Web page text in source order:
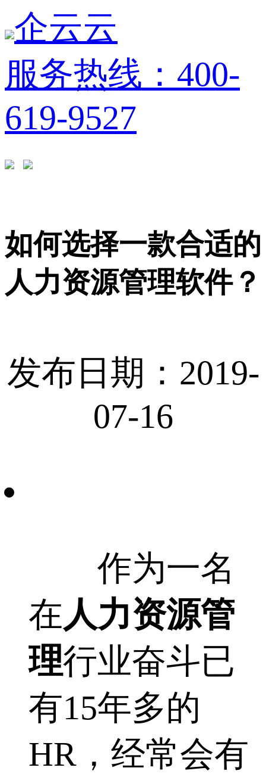
企云云
服务热线：400-
619-9527
如何选择一款合适的
人力资源管理软件？
发布日期：2019-
07-16
作为一名
在人力资源管
理行业奋斗已
有15年多的
HR，经常会有